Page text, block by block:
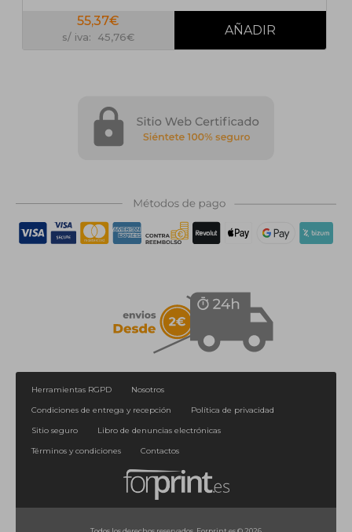
55,37€
s/ iva: 45,76€
Herramientas RGPD
Nosotros
Condiciones de entrega y recepción
Política de privacidad
Sitio seguro
Libro de denuncias electrónicas
Términos y condiciones
Contactos